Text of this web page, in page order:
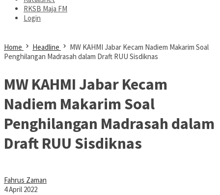
RKSB Maja FM
Login
Home Headline
MW KAHMI Jabar Kecam Nadiem Makarim Soal
Penghilangan Madrasah dalam Draft RUU Sisdiknas
MW KAHMI Jabar Kecam
Nadiem Makarim Soal
Penghilangan Madrasah dalam
Draft RUU Sisdiknas
Fahrus Zaman
4 April 2022